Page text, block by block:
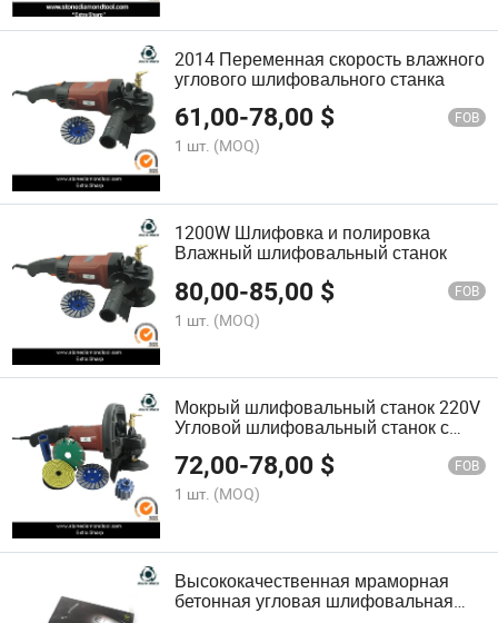
2014 Переменная скорость влажного
углового шлифовального станка
61,00-78,00 $ FOB
1 шт. (MOQ)
1200W Шлифовка и полировка
Влажный шлифовальный станок
80,00-85,00 $ FOB
1 шт. (MOQ)
Мокрый шлифовальный станок 220V
Угловой шлифовальный станок с
переменной скоростью 1200W
72,00-78,00 $ FOB
1 шт. (MOQ)
Высококачественная мраморная
бетонная угловая шлифовальная